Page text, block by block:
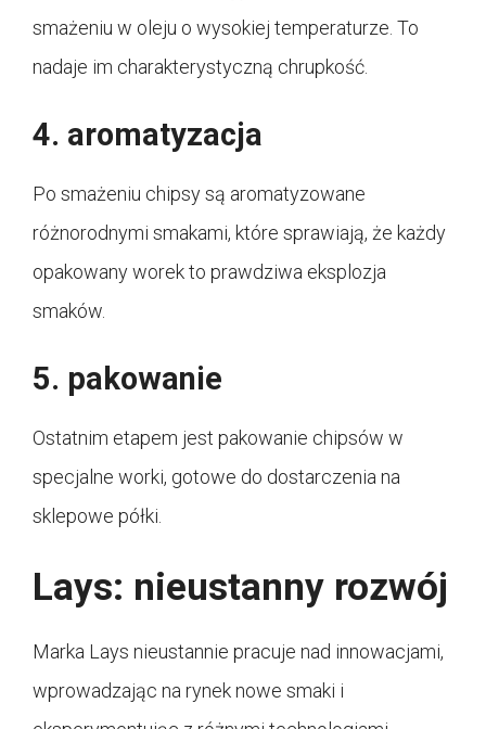
smażeniu w oleju o wysokiej temperaturze. To
nadaje im charakterystyczną chrupkość.
4. aromatyzacja
Po smażeniu chipsy są aromatyzowane
różnorodnymi smakami, które sprawiają, że każdy
opakowany worek to prawdziwa eksplozja
smaków.
5. pakowanie
Ostatnim etapem jest pakowanie chipsów w
specjalne worki, gotowe do dostarczenia na
sklepowe półki.
Lays: nieustanny rozwój
Marka Lays nieustannie pracuje nad innowacjami,
wprowadzając na rynek nowe smaki i